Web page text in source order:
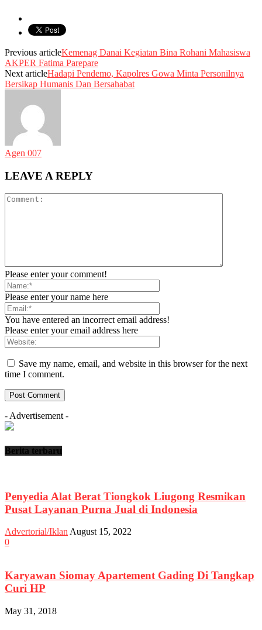
Previous articleKemenag Danai Kegiatan Bina Rohani Mahasiswa
AKPER Fatima Parepare
Next articleHadapi Pendemo, Kapolres Gowa Minta Personilnya
Bersikap Humanis Dan Bersahabat
Agen 007
LEAVE A REPLY
Please enter your comment!
Please enter your name here
You have entered an incorrect email address!
Please enter your email address here
Save my name, email, and website in this browser for the next
time I comment.
- Advertisement -
Berita terbaru
Penyedia Alat Berat Tiongkok Liugong Resmikan
Pusat Layanan Purna Jual di Indonesia
Advertorial/Iklan August 15, 2022
0
Karyawan Siomay Apartement Gading Di Tangkap
Curi HP
May 31, 2018